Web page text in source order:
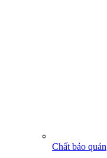
Chất bảo quản